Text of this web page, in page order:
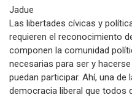
Las libertades cívicas y
requieren el reconocimiento
componen la comunidad
necesarias para ser y
puedan participar. Ahí, una
democracia liberal que todos